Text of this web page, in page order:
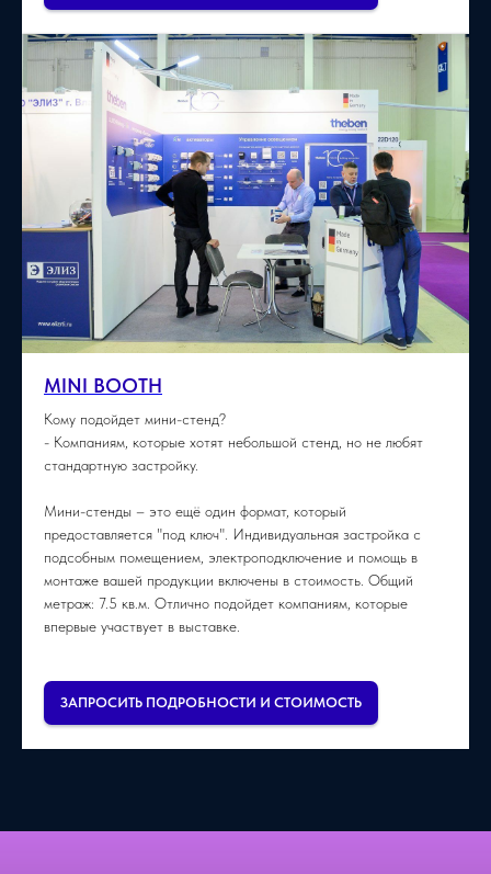
MINI BOOTH
Кому подойдет мини-стенд?
- Компаниям, которые хотят небольшой стенд, но не любят
стандартную застройку.
Мини-стенды – это ещё один формат, который
предоставляется "под ключ". Индивидуальная застройка с
подсобным помещением, электроподключение и помощь в
монтаже вашей продукции включены в стоимость. Общий
метраж: 7.5 кв.м. Отлично подойдет компаниям, которые
впервые участвует в выставке.
ЗАПРОСИТЬ ПОДРОБНОСТИ И СТОИМОСТЬ